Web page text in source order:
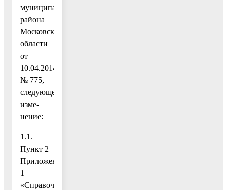
муниципального
района
Московской
области
от
10.04.2014
№ 775,
следующее
изме-
нение:
1.1.
Пункт 2
Приложения
1
«Справочная